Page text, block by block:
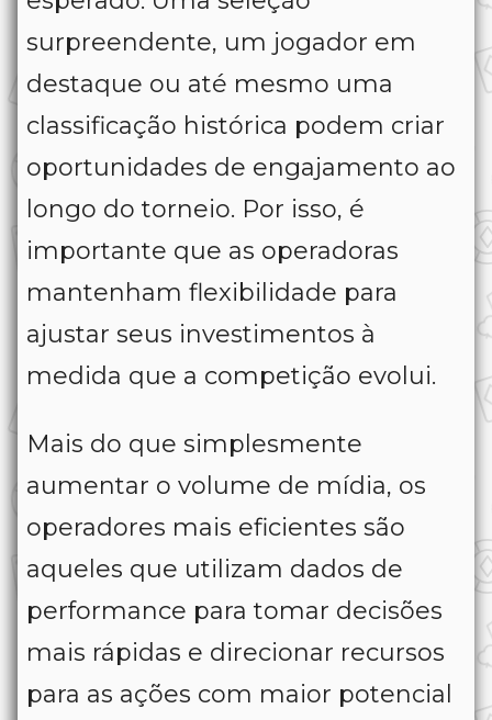
surpreendente, um jogador em
destaque ou até mesmo uma
classificação histórica podem criar
oportunidades de engajamento ao
longo do torneio. Por isso, é
importante que as operadoras
mantenham flexibilidade para
ajustar seus investimentos à
medida que a competição evolui.
Mais do que simplesmente
aumentar o volume de mídia, os
operadores mais eficientes são
aqueles que utilizam dados de
performance para tomar decisões
mais rápidas e direcionar recursos
para as ações com maior potencial